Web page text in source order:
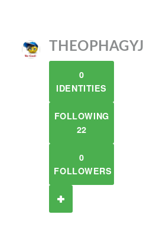
THEOPHAGYJ
0
IDENTITIES
FOLLOWING
22
0
FOLLOWERS